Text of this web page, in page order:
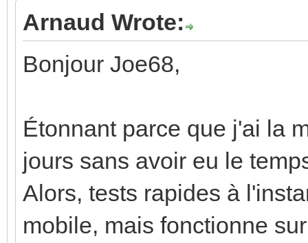
Arnaud Wrote:
Bonjour Joe68,
Étonnant parce que j'ai la
jours sans avoir eu le
Alors, tests rapides à
mobile, mais fonctionne